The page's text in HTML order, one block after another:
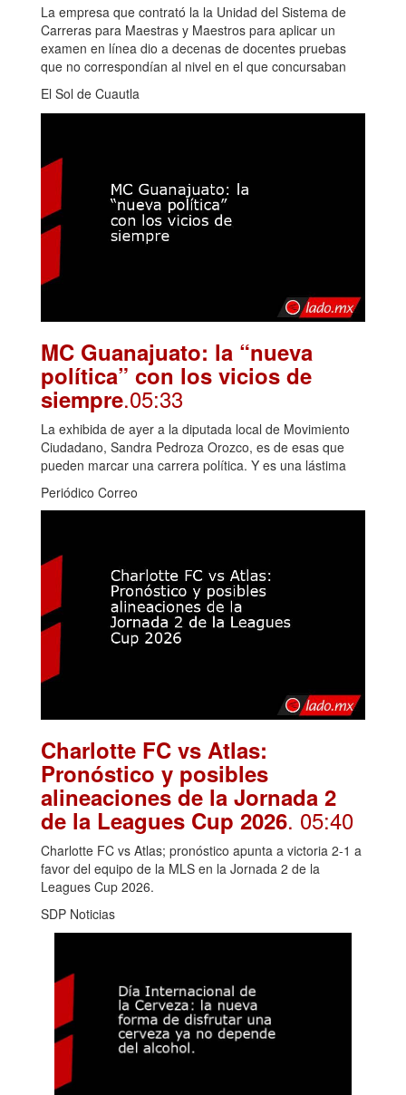
La empresa que contrató la la Unidad del Sistema de
Carreras para Maestras y Maestros para aplicar un
examen en línea dio a decenas de docentes pruebas
que no correspondían al nivel en el que concursaban
El Sol de Cuautla
MC Guanajuato: la “nueva
política” con los vicios de
siempre.05:33
La exhibida de ayer a la diputada local de Movimiento
Ciudadano, Sandra Pedroza Orozco, es de esas que
pueden marcar una carrera política. Y es una lástima
Periódico Correo
Charlotte FC vs Atlas:
Pronóstico y posibles
alineaciones de la Jornada 2
de la Leagues Cup 2026. 05:40
Charlotte FC vs Atlas; pronóstico apunta a victoria 2-1 a
favor del equipo de la MLS en la Jornada 2 de la
Leagues Cup 2026.
SDP Noticias